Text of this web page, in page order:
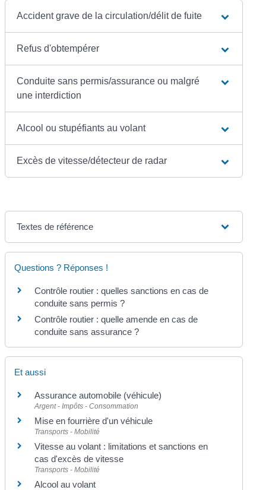
Accident grave de la circulation/délit de fuite
Refus d'obtempérer
Conduite sans permis/assurance ou malgré
une interdiction
Alcool ou stupéfiants au volant
Excès de vitesse/détecteur de radar
Textes de référence
Questions ? Réponses !
Contrôle routier : quelles sanctions en cas de
conduite sans permis ?
Contrôle routier : quelle amende en cas de
conduite sans assurance ?
Et aussi
Assurance automobile (véhicule)
Argent - Impôts - Consommation
Mise en fourrière d'un véhicule
Transports - Mobilité
Vitesse au volant : limitations et sanctions en
cas d'excès de vitesse
Transports - Mobilité
Alcool au volant